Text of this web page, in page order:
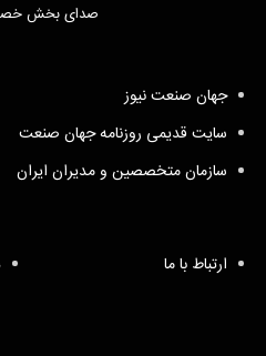
صدای بخش
جهان صنعت نیوز
سایت قدیمی روزنامه جهان صنعت
سازمان متخصصین و مدیران ایران
ارتباط با ما